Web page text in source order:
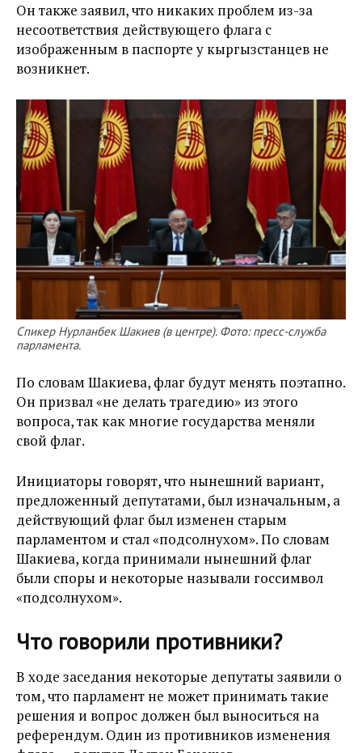
Он также заявил, что никаких проблем из-за
несоответствия действующего флага с
изображенным в паспорте у кыргызстанцев не
возникнет.
Спикер Нурланбек Шакиев (в центре). Фото: пресс-служба
парламента.
По словам Шакиева, флаг будут менять поэтапно.
Он призвал «не делать трагедию» из этого
вопроса, так как многие государства меняли
свой флаг.
Инициаторы говорят, что нынешний вариант,
предложенный депутатами, был изначальным, а
действующий флаг был изменен старым
парламентом и стал «подсолнухом». По словам
Шакиева, когда принимали нынешний флаг
были споры и некоторые называли госсимвол
«подсолнухом».
Что говорили противники?
В ходе заседания некоторые депутаты заявили о
том, что парламент не может принимать такие
решения и вопрос должен был выноситься на
референдум. Один из противников изменения